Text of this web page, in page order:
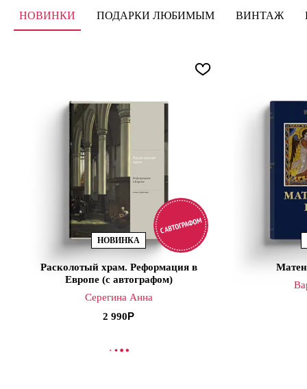
НОВИНКИ ПОДАРКИ ЛЮБИМЫМ ВИНТАЖ
НОВИНКА
Расколотый храм. Реформация в
Европе (с автографом)
Серегина Анна
2 990
В КОРЗИНУ